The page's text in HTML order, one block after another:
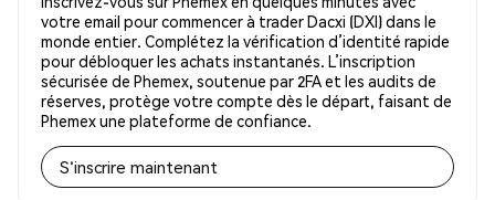
votre email pour commencer à trader Dacxi (DXI) dans le
monde entier. Complétez la vérification d’identité rapide
pour débloquer les achats instantanés. L’inscription
sécurisée de Phemex, soutenue par 2FA et les audits de
réserves, protège votre compte dès le départ, faisant de
Phemex une plateforme de confiance.
S'inscrire maintenant